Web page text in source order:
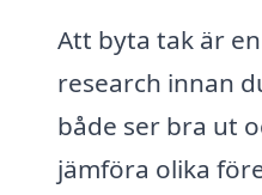
Att byta tak är
research innan
både ser bra ut
jämföra olika